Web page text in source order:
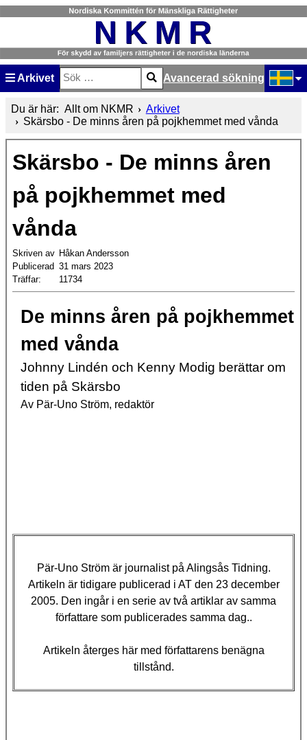
Arkivet
Sök
Type 2 or more characters for results.
Avancerad sökning
Du är här: Allt om NKMR
Arkivet
Skärsbo - De minns åren på pojkhemmet med vånda
Skärsbo - De minns åren
på pojkhemmet med
vånda
Skriven av Håkan Andersson
Publicerad 31 mars 2023
Träffar:
11734
De minns åren på pojkhemmet
med vånda
Johnny Lindén och Kenny Modig berättar om
tiden på Skärsbo
Av Pär-Uno Ström, redaktör
Pär-Uno Strömär journalist på Alingsås Tidning.
Artikeln är tidigare publicerad i AT den 23 december
2005. Den ingår i en serie av två artiklar av samma
författare som publicerades samma dag..
Artikeln återges här med författarens benägna
tillstånd.